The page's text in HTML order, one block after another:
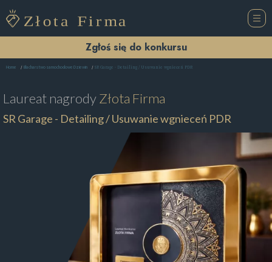
Zgłoś się do konkursu
Home Blacharstwo samochodowe Dziewin SR Garage - Detailing / Usuwanie wgnieceń PDR
Laureat nagrodyZłota Firma
SR Garage - Detailing / Usuwanie wgnieceń PDR